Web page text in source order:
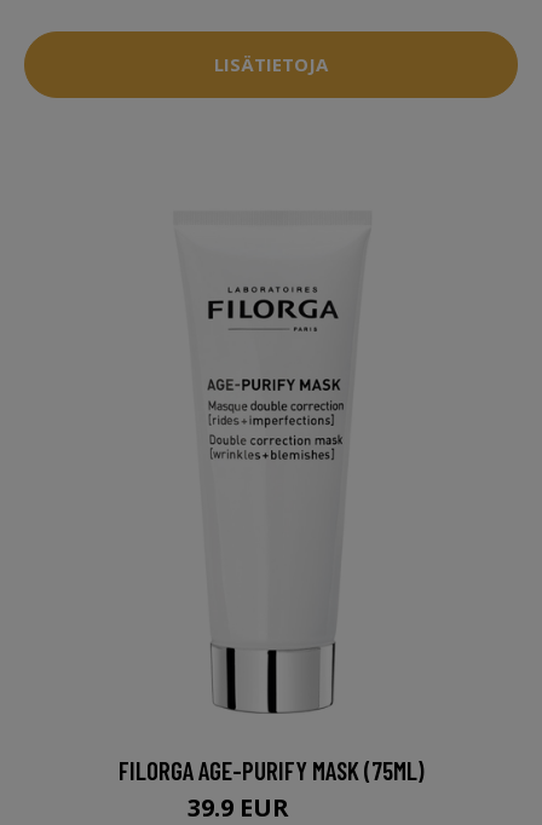
LISÄTIETOJA
FILORGA AGE-PURIFY MASK (75ML)
39.9 EUR